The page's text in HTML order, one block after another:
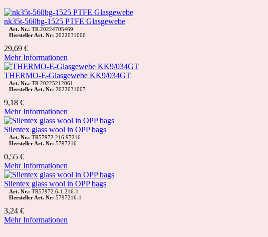
nk35t-560bg-1525 PTFE Glasgewebe
Art. Nr.: TR.20224705469
Hersteller Art. Nr: 2022031006
29,69 €
Mehr Informationen
THERMO-E-Glasgewebe KK9/034GT
Art. Nr.: TR.20225212061
Hersteller Art. Nr: 2022031007
9,18 €
Mehr Informationen
Silentex glass wool in OPP bags
Art. Nr.: TR57972.216.97216
Hersteller Art. Nr: 5797216
0,55 €
Mehr Informationen
Silentex glass wool in OPP bags
Art. Nr.: TR57972.6-1.216-1
Hersteller Art. Nr: 5797216-1
3,24 €
Mehr Informationen